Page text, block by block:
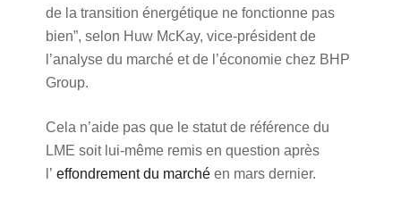
de la transition énergétique ne fonctionne pas
bien”, selon Huw McKay, vice-président de
l’analyse du marché et de l’économie chez BHP
Group.
Cela n’aide pas que le statut de référence du
LME soit lui-même remis en question après
l’ effondrement du marchéen mars dernier.